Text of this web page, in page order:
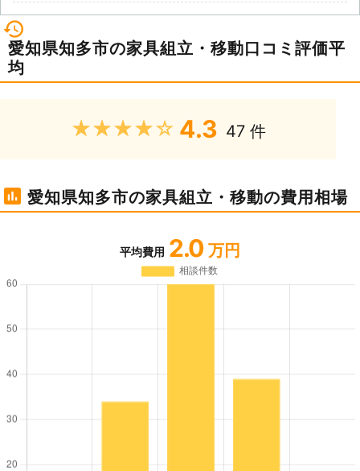
愛知県知多市の家具組立・移動口コミ評価平
均
★★★★★ 4.3 47 件
愛知県知多市の家具組立・移動の費用相場
平均費用 2.0 万円